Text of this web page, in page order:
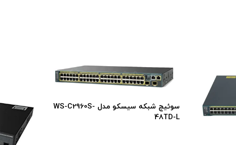
سوئیچ شبکه سیسکو مدل WS-C2960S-